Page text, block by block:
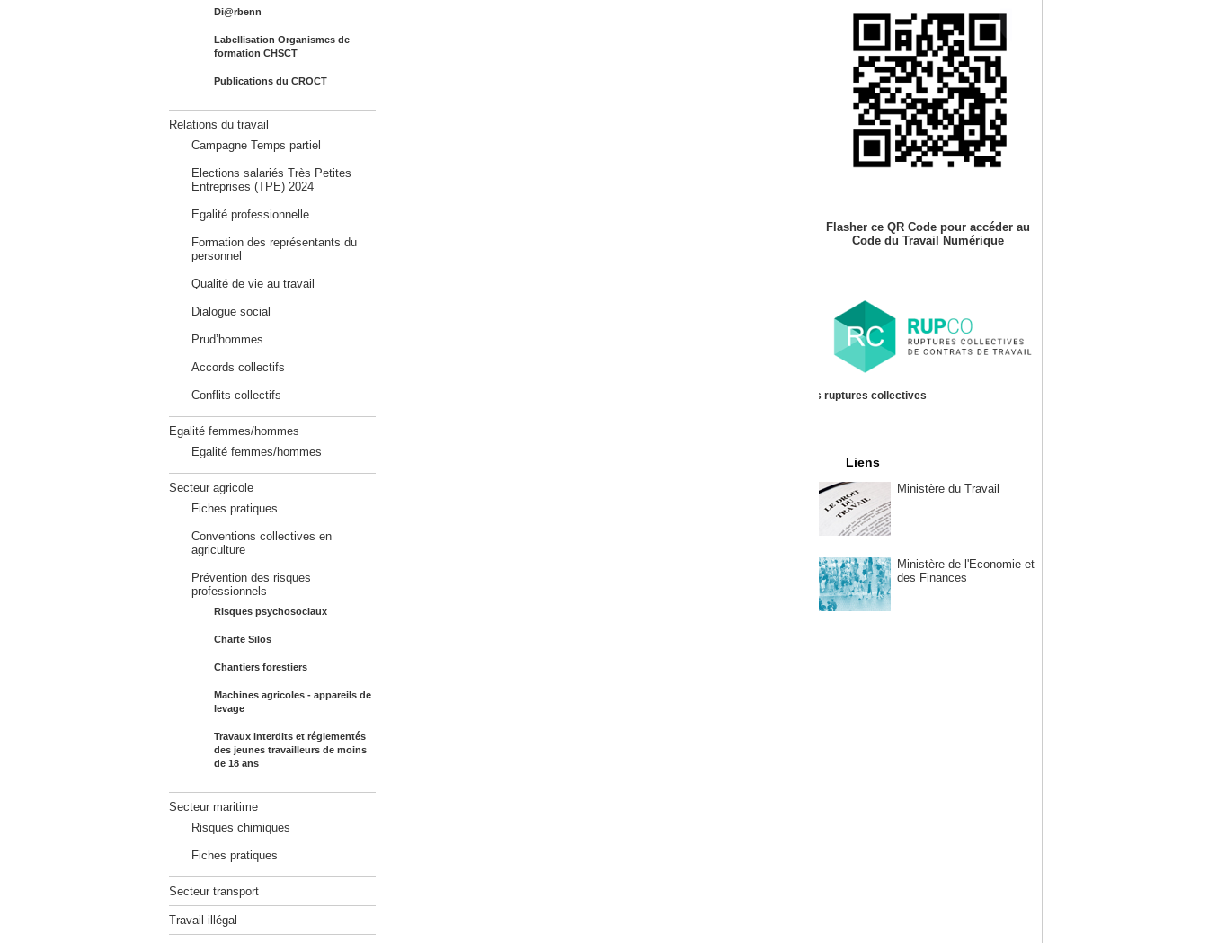
Di@rbenn
Labellisation Organismes de
formation CHSCT
Publications du CROCT
Relations du travail
Campagne Temps partiel
Elections salariés Très Petites
Entreprises (TPE) 2024
Egalité professionnelle
Formation des représentants du
personnel
Qualité de vie au travail
Dialogue social
Prud’hommes
Accords collectifs
Conflits collectifs
Egalité femmes/hommes
Egalité femmes/hommes
Secteur agricole
Fiches pratiques
Conventions collectives en
agriculture
Prévention des risques
professionnels
Risques psychosociaux
Charte Silos
Chantiers forestiers
Machines agricoles - appareils de
levage
Travaux interdits et réglementés
des jeunes travailleurs de moins
de 18 ans
Secteur maritime
Risques chimiques
Fiches pratiques
Secteur transport
Travail illégal
Flasher ce QR Code pour accéder au
Code du Travail Numérique
RUPCO Site des ruptures collectives
Liens
Ministère du Travail
Ministère de l'Economie et
des Finances